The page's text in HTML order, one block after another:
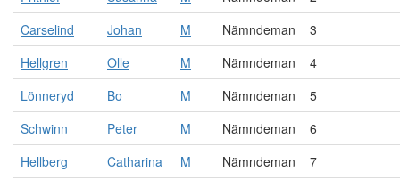
Carselind
Johan M Nämndeman
3
Hellgren
Olle M Nämndeman
4
Lönneryd
Bo M Nämndeman
5
Schwinn
Peter M Nämndeman
6
Hellberg
Catharina M Nämndeman
7